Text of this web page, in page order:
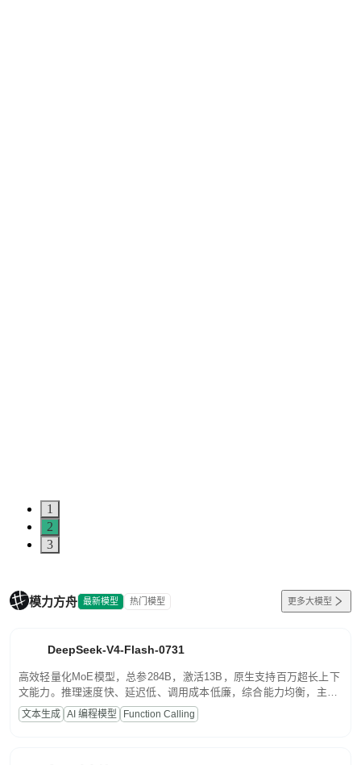
1
2
3
模力方舟 最新模型 热门模型 更多大模型
DeepSeek-V4-Flash-0731
高效轻量化MoE模型，总参284B，激活13B，原生支持百万超长上下
文能力。推理速度快、延迟低、调用成本低廉，综合能力均衡，主打
高并发、轻量化任务，适合日常对话、内容创作、基础 RAG、批量
文案处理等普惠刚需场景。
文本生成 AI 编程模型 Function Calling